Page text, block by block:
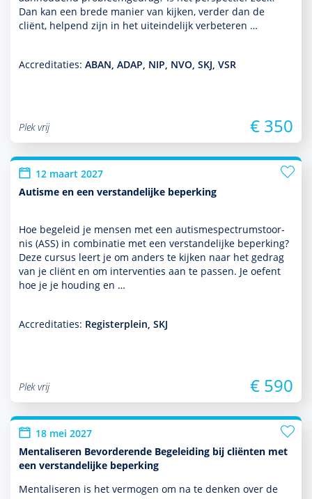
Dan kan een brede manier van kijken, verder dan de
cliënt, helpend zijn in het uit­einde­lijk verbeteren …
Accreditaties: ABAN, ADAP, NIP, NVO, SKJ, VSR
Plek vrij € 350
12 maart 2027
Autisme en een verstandelijke beperking
Hoe bege­leid je mensen met een autisme­spectrum­stoor­
nis (ASS) in combinatie met een ver­stande­lijke beper­king?
Deze cursus leert je om anders te kijken naar het gedrag
van je cliënt en om inter­venties aan te passen. Je oefent
hoe je je houding en …
Accreditaties: Registerplein, SKJ
Plek vrij € 590
18 mei 2027
Mentaliseren Bevorderende Begeleiding bij cliënten met
een verstandelijke beperking
Mentaliseren is het vermogen om na te denken over de